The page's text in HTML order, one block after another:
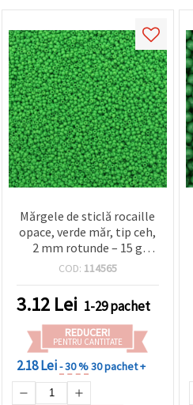
Mărgele de sticlă rocaille
opace, verde măr, tip ceh,
2 mm rotunde – 15 g
(~2.050 buc) pentru
COD: 114565
3.12 Lei 1-29 pachet
REDUCERI
PENTRU CANTITATE
2.18 Lei- 30 %30 pachet +